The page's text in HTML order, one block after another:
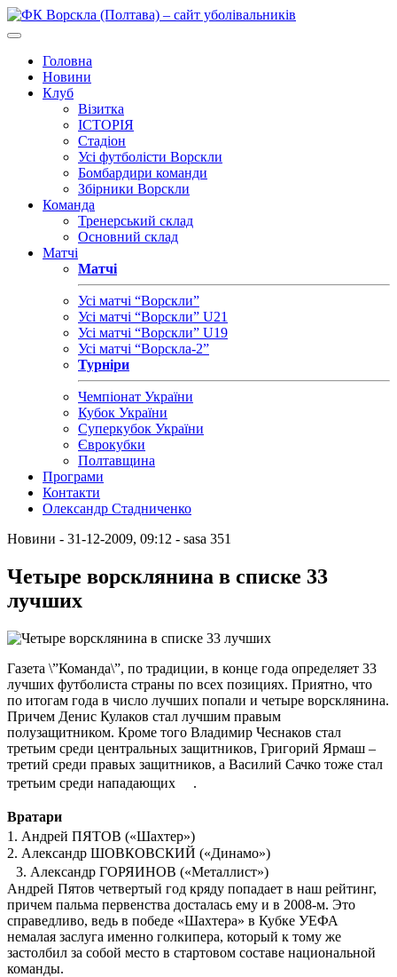
Головна
Новини
Клуб
Візитка
ІСТОРІЯ
Стадіон
Усі футболісти Ворскли
Бомбардири команди
Збірники Ворскли
Команда
Тренерський склад
Основний склад
Матчі
Матчі
Усі матчі “Ворскли”
Усі матчі “Ворскли” U21
Усі матчі “Ворскли” U19
Усі матчі “Ворскла-2”
Турніри
Чемпіонат України
Кубок України
Суперкубок України
Єврокубки
Полтавщина
Програми
Контакти
Олександр Стадниченко
Новини - 31-12-2009, 09:12 - sasa 351
Четыре ворсклянина в списке 33
лучших
Газета \”Команда\”, по традиции, в конце года определяет 33
лучших футболиста страны по всех позициях. Приятно, что
по итогам года в число лучших попали и четыре ворсклянина.
Причем Денис Кулаков стал лучшим правым
полузащитником. Кроме того Владимир Чеснаков стал
третьим среди центральных защитников, Григорий Ярмаш –
третий среди правых защитников, а Василий Сачко тоже стал
третьим среди нападающих .
Вратари
1. Андрей ПЯТОВ («Шахтер»)
2. Александр ШОВКОВСКИЙ («Динамо»)
3. Александр ГОРЯИНОВ («Металлист»)
Андрей Пятов четвертый год кряду попадает в наш рейтинг,
причем пальма первенства досталась ему и в 2008-м. Это
справедливо, ведь в победе «Шахтера» в Кубке УЕФА
немалая заслуга именно голкипера, который к тому же
застолбил за собой место в стартовом составе национальной
команды.